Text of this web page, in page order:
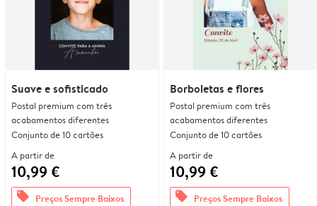
Suave e sofisticado
Postal premium com três
acabamentos diferentes
Conjunto de 10 cartões
A partir de
10,99 €
offers Preços Sempre Baixos
Borboletas e flores
Postal premium com três
acabamentos diferentes
Conjunto de 10 cartões
A partir de
10,99 €
offers Preços Sempre Baixos